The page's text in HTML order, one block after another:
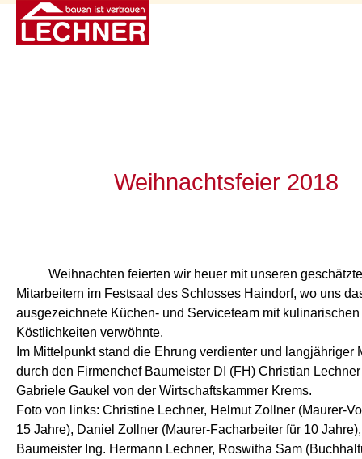
Weihnachtsfeier 2018
Weihnachten feierten wir heuer mit unseren
Mitarbeitern im Festsaal des Schlosses Haindorf, wo uns
ausgezeichnete Küchen- und Serviceteam mit kulinarischen
Köstlichkeiten verwöhnte.
Im Mittelpunkt stand die Ehrung verdienter und langjähriger
durch den Firmenchef Baumeister DI (FH) Christian
Gabriele Gaukel von der Wirtschaftskammer Krems.
Foto von links: Christine Lechner, Helmut Zollner (Maurer-
15 Jahre), Daniel Zollner (Maurer-Facharbeiter für 10
Baumeister Ing. Hermann Lechner, Roswitha Sam